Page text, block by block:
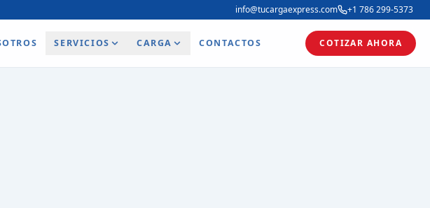
info@tucargaexpress.com +1 786 299-5373
SERVICIOS CARGA CONTACTOS COTIZAR AHORA